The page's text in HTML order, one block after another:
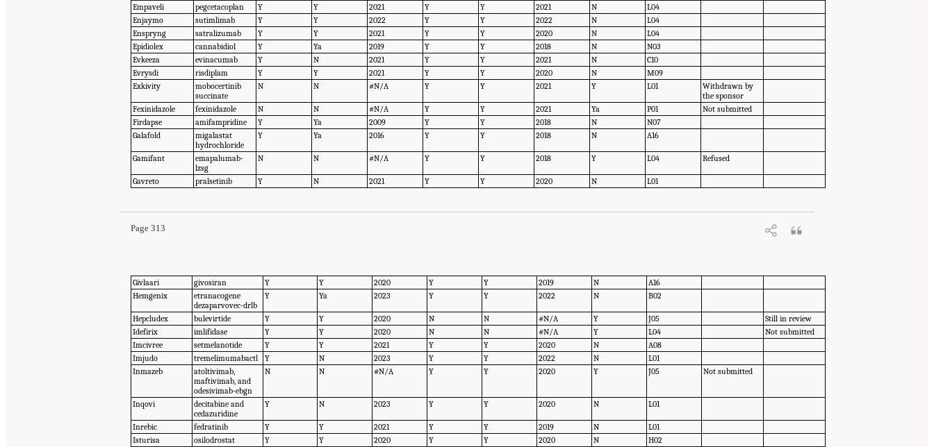
Empaveli
pegcetacoplan Y Y 2021 Y Y 2021 N
L04
Enjaymo
sutimlimab Y Y 2022 Y Y 2022 N
L04
Enspryng
satralizumab Y Y 2021 Y Y 2020 N
L04
Epidiolex
cannabidiol Y Ya 2019 Y Y 2018 N
N03
Evkeeza
evinacumab Y N 2021 Y Y 2021 N
C10
Evrysdi
risdiplam Y Y 2021 Y Y 2020 N
M09
Exkivity
mobocertinib
succinate
N N #N/A Y Y 2021 Y L01
Withdrawn by
the sponsor
Fexinidazole
fexinidazole N N #N/A Y Y 2021 Ya P01
Not submitted
Firdapse
amifampridine Y Ya 2009 Y Y 2018 N
N07
Galafold
migalastat
hydrochloride
Y Ya 2016 Y Y 2018 N A16
Gamifant
emapalumab-
lzsg
N N #N/A Y Y 2018 Y L04 Refused
Gavreto pralsetinib Y N 2021 Y Y 2020 N L01
Page 313
Givlaari givosiran Y Y 2020 Y Y 2019 N
A16
Hemgenix
etranacogene
dezaparvovec-drlb
Y Ya 2023 Y Y 2022 N B02
Hepcludex bulevirtide Y Y 2020 N N #N/A Y J05
Still in review
Idefirix
imlifidase Y Y 2020 N N #N/A Y L04
Not submitted
Imcivree
setmelanotide Y Y 2021 Y Y 2020 N
A08
Imjudo
tremelimumabactl Y N 2023 Y Y 2022 N
L01
Inmazeb
atoltivimab,
maftivimab, and
odesivimab-ebgn
N N #N/A Y Y 2020 Y J05 Not submitted
Inqovi
decitabine and
cedazuridine
Y N 2023 Y Y 2020 N L01
Inrebic fedratinib Y Y 2021 Y Y 2019 N
L01
Isturisa
osilodrostat Y Y 2020 Y Y 2020 N
H02